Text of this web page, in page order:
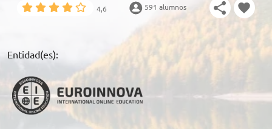
RECURSOS EDUCATIVOS
ARTÍCULOS
TRABAJA CON NOSOTROS
4,6 591 alumnos
Entidad(es):